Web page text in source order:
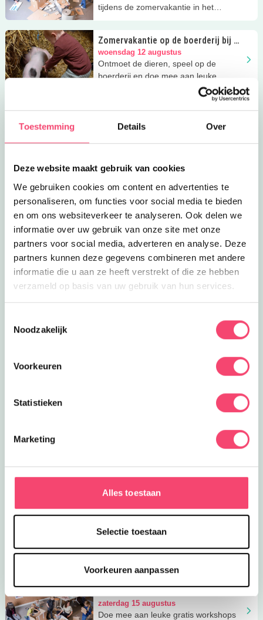
Toestemming Details Over
Deze website maakt gebruik van cookies
We gebruiken cookies om content en advertenties te
personaliseren, om functies voor social media te bieden
en om ons websiteverkeer te analyseren. Ook delen we
informatie over uw gebruik van onze site met onze
partners voor social media, adverteren en analyse. Deze
partners kunnen deze gegevens combineren met andere
informatie die u aan ze heeft verstrekt of die ze hebben
verzameld op basis van uw gebruik van hun services.
Noodzakelijk
Voorkeuren
Statistieken
Marketing
Alles toestaan
Selectie toestaan
Voorkeuren aanpassen
tijdens de zomervakantie in het
Zomervakantie op de boerderij bij Bij
Kato
woensdag 12 augustus
Ontmoet de dieren, speel op de
boerderij en doe mee aan leuke
Nieuwsbrief Kidsproof Den Bosch
Wekelijks de leukste tips en handige
overzichten gratis in je mailbox!
Ammersoyen
donderdag 13 augustus
Stap deze zomervakantie binnen in
een écht middeleeuws kasteel, achter
elke deur wacht een nieuw avontuur
Ontmoeting met een Alpaca!
vrijdag 14 augustus
Kom naar de Alpacafarm in
Vorstenbosch, knuffel en wandel met
zaterdag 15 augustus
Ontdek de geschiedenis van Kamp
Vught op een bijzondere manier via de
Ammersoyen
zaterdag 15 augustus
Stap deze zomervakantie binnen in
een écht middeleeuws kasteel, achter
elke deur wacht een nieuw avontuur
Gratis vakantieworkshop: Stampen,
bouwen, groeien
zaterdag 15 augustus
Doe mee aan leuke gratis workshops
Sluiten
Doe mee en maak kans op één van de 5